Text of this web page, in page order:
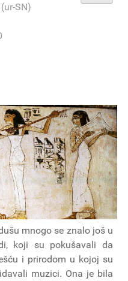
SN)
mnogo se znalo još u
koji su pokušavali da
i prirodom u kojoj su
muzici. Ona je bila